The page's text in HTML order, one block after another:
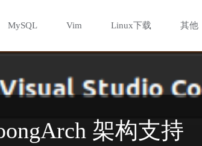
MySQL Vim Linux下载 其他
架构支持